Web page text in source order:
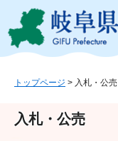
ジ
ュ
トップページ > 入札・公売
入札・公売